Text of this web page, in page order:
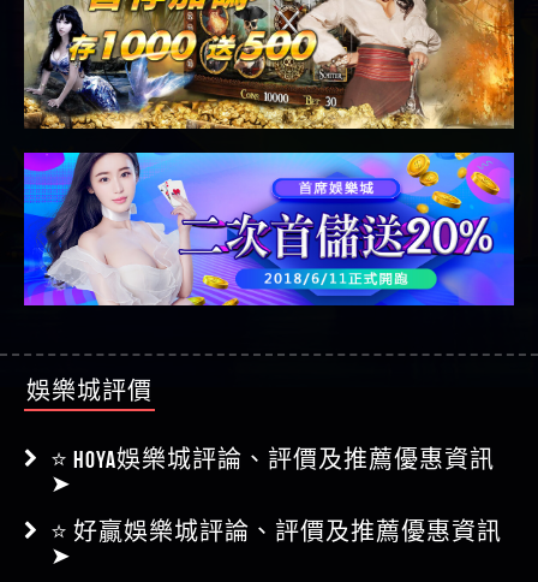
娛樂城評價
⭐ HOYA娛樂城評論、評價及推薦優惠資訊
➤
⭐ 好贏娛樂城評論、評價及推薦優惠資訊
➤